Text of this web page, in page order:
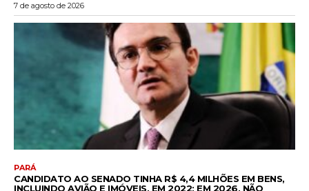
7 de agosto de 2026
PARÁ
CANDIDATO AO SENADO TINHA R$ 4,4 MILHÕES EM BENS,
INCLUINDO AVIÃO E IMÓVEIS, EM 2022; EM 2026, NÃO